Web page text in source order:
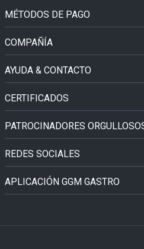
MÉTODOS DE PAGO
COMPAÑÍA
AYUDA & CONTACTO
CERTIFICADOS
PATROCINADORES
REDES SOCIALES
APLICACIÓN GGM GASTRO